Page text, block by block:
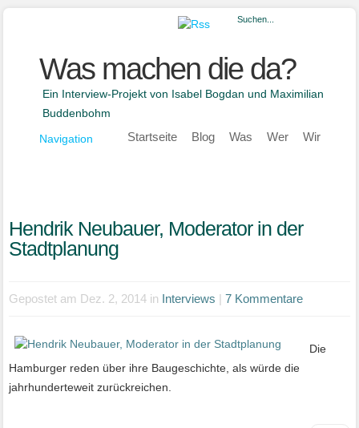
Was machen die da?
Ein Interview-Projekt von Isabel Bogdan und Maximilian
Buddenbohm
Navigation
Startseite Blog Was Wer Wir
Hendrik Neubauer, Moderator in der
Stadtplanung
Gepostet am Dez. 2, 2014 in Interviews |7 Kommentare
Die
Hamburger reden über ihre Baugeschichte, als würde die
jahrhunderteweit zurückreichen.